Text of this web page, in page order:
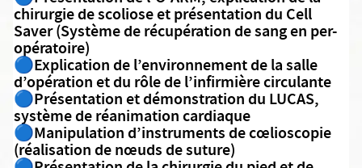
chirurgie de scoliose et présentation du Cell
Saver (Système de récupération de sang en per-
opératoire)
🔵Explication de l’environnement de la salle
d’opération et du rôle de l’infirmière circulante
🔵Présentation et démonstration du LUCAS,
système de réanimation cardiaque
🔵Manipulation d’instruments de cœlioscopie
(réalisation de nœuds de suture)